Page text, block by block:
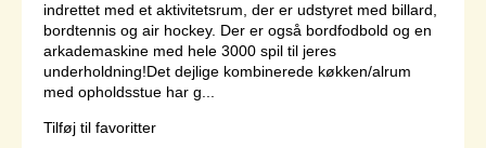
indrettet med et aktivitetsrum, der er udstyret med billard,
bordtennis og air hockey. Der er også bordfodbold og en
arkademaskine med hele 3000 spil til jeres
underholdning!Det dejlige kombinerede køkken/alrum
med opholdsstue har g...
Tilføj til favoritter